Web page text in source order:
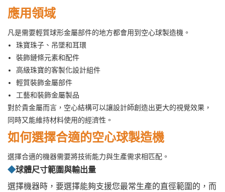
應用領域
凡是需要輕質球形金屬部件的地方都會用到空心球製造機。
珠寶珠子、吊墜和耳環
裝飾鏈條元素和配件
高級珠寶的客製化設計組件
輕質裝飾金屬部件
工藝和裝飾金屬製品
對於貴金屬而言，空心結構可以讓設計師創造出更大的視覺效果，
同時又能維持材料使用的經濟性。
如何選擇合適的空心球製造機
選擇合適的機器需要將技術能力與生產需求相匹配。
◆球體尺寸範圍與輸出量
選擇機器時，要選擇能夠支援您最常生產的直徑範圍的，而